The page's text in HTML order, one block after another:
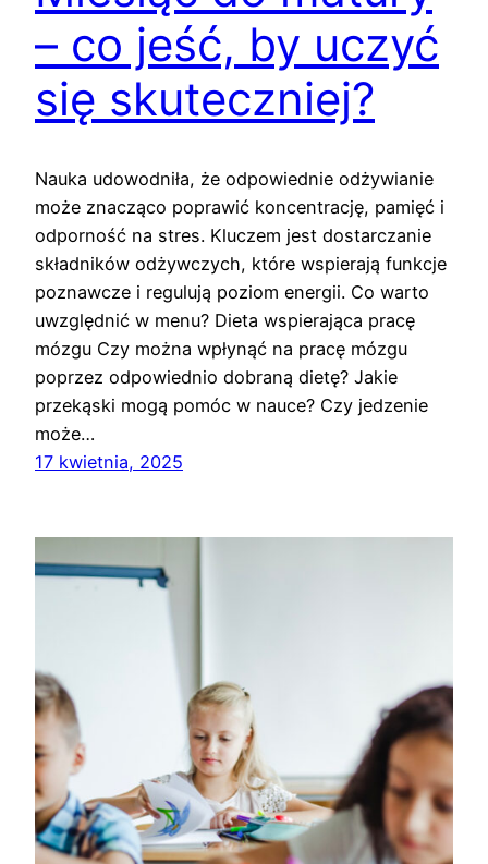
– co jeść, by uczyć
się skuteczniej?
Nauka udowodniła, że odpowiednie odżywianie
może znacząco poprawić koncentrację, pamięć i
odporność na stres. Kluczem jest dostarczanie
składników odżywczych, które wspierają funkcje
poznawcze i regulują poziom energii. Co warto
uwzględnić w menu? Dieta wspierająca pracę
mózgu Czy można wpłynąć na pracę mózgu
poprzez odpowiednio dobraną dietę? Jakie
przekąski mogą pomóc w nauce? Czy jedzenie
może…
17 kwietnia, 2025